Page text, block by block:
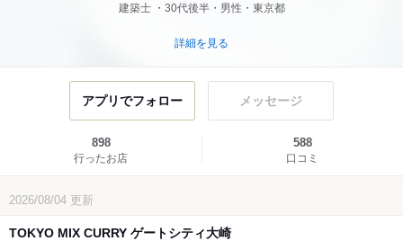
建築士 30代後半・男性・東京都
詳細を見る
アプリでフォロー メッセージ
898
行ったお店
588
口コミ
2026/08/04 更新
TOKYO MIX CURRY ゲートシティ大崎